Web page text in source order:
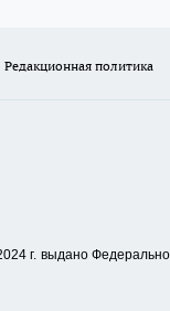
Редакционная политика
г. выдано